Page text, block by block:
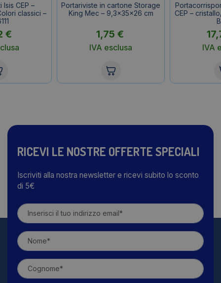
CEP –
classici –
€
Portariviste in cartone Storage
King Mec – 9,3x35x26 cm
1,75 €
IVA esclusa
CEP –
IVA
RICEVI LE NOSTRE OFFERTE SPECIALI
Iscriviti alla nostra newsletter e ricevi subito lo sconto
di 5€